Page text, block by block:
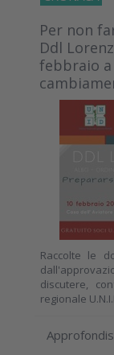
Per non
Ddl
febbraio
Raccolte le
discutere,
regionale